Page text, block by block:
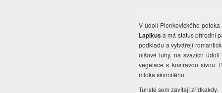
V údolí Plenkovického
Lapikus a má status přírodní
podkladu a vytvářejí
olšové luhy, na svazích
vegetace s kostřavou sivou.
mloka skvrnitého.
Turisté sem zavítají zřídkakdy.